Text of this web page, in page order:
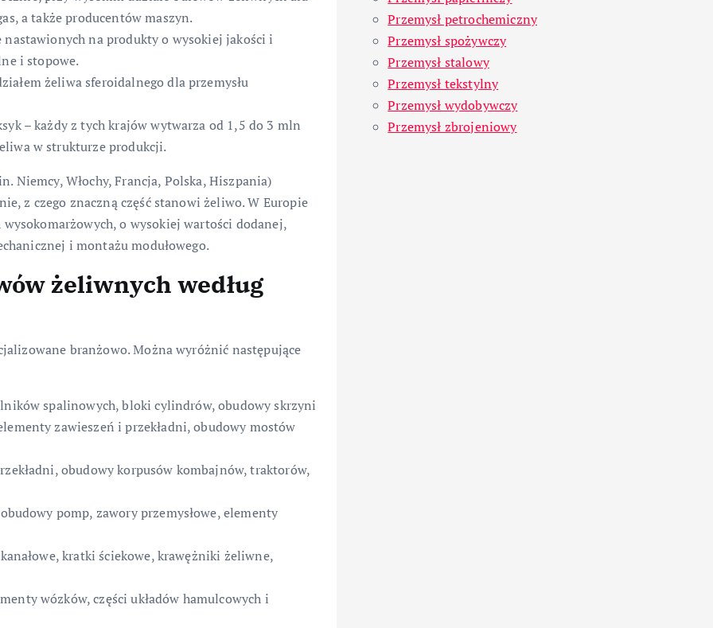
a także producentów maszyn.
na produkty o wysokiej jakości i
i stopowe.
żeliwa sferoidalnego dla przemysłu
– każdy z tych krajów wytwarza od 1,5 do 3 mln
w strukturze produkcji.
Niemcy, Włochy, Francja, Polska, Hiszpania)
z czego znaczną część stanowi żeliwo. W Europie
o wysokiej wartości dodanej,
i montażu modułowego.
żeliwnych według
branżowo. Można wyróżnić następujące
spalinowych, bloki cylindrów, obudowy skrzyni
zawieszeń i przekładni, obudowy mostów
obudowy korpusów kombajnów, traktorów,
pomp, zawory przemysłowe, elementy
kratki ściekowe, krawężniki żeliwne,
wózków, części układów hamulcowych i
Przemysł petrochemiczny
Przemysł spożywczy
Przemysł stalowy
Przemysł tekstylny
Przemysł wydobywczy
Przemysł zbrojeniowy